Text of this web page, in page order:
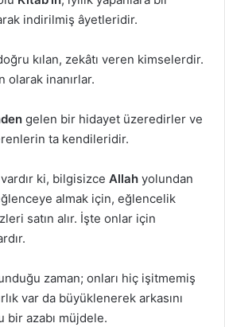
indirilmiş âyetleridir.
kılan, zekâtı veren kimselerdir.
olarak inanırlar.
gelen bir hidayet üzeredirler ve
ta kendileridir.
ki, bilgisizce Allah yolundan
almak için, eğlencelik
satın alır. İşte onlar için
zaman; onları hiç işitmemiş
var da büyüklenerek arkasını
bir azabı müjdele.